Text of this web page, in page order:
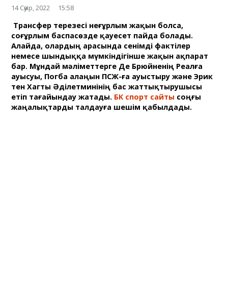
14 Сәуір, 2022 15:58
Трансфер терезесі неғұрлым жақын болса,
соғұрлым баспасөзде қауесет пайда болады.
Алайда, олардың арасында сенімді фактілер
немесе шындыққа мүмкіндігінше жақын ақпарат
бар. Мұндай мәліметтерге Де Брюйненің Реалға
ауысуы, Погба алаңын ПСЖ-ға ауыстыру және Эрик
тен Хагты Әділетминінің бас жаттықтырушысы
етіп тағайындау жатады. БК спорт сайты соңғы
жаңалықтарды талдауға шешім қабылдады.